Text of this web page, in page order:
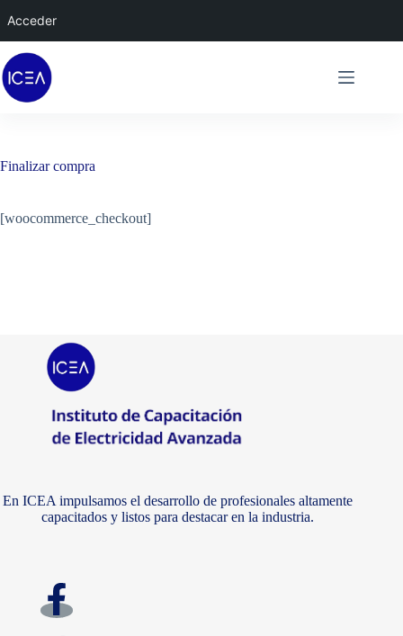
Acceder
al
contenido
Finalizar compra
[woocommerce_checkout]
En ICEA impulsamos el desarrollo de profesionales altamente
capacitados y listos para destacar en la industria.